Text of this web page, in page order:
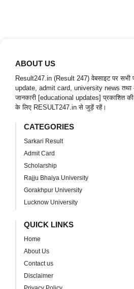
ABOUT US
Result247.in (Result 247) वेबसाइट पर
update, admit card, university news तथा
जानकारी [educational updates] प्रकाशित की
के लिए RESULT247.in से जुड़ें रहें।
CATEGORIES
Sarkari Result
Admit Card
Scholarship
Rajju Bhaiya University
Gorakhpur University
Lucknow University
QUICK LINKS
Home
About Us
Contact us
Disclaimer